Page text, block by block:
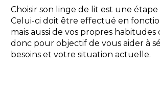
Choisir son linge de lit est une
Celui-ci doit être effectué en
mais aussi de vos propres
donc pour objectif de vous aider à
besoins et votre situation actuelle.